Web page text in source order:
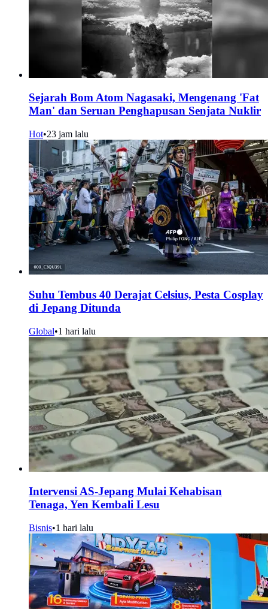
Sejarah Bom Atom Nagasaki, Mengenang 'Fat
Man' dan Seruan Penghapusan Senjata Nuklir
Hot•23 jam lalu
Suhu Tembus 40 Derajat Celsius, Pesta Cosplay
di Jepang Ditunda
Global•1 hari lalu
Intervensi AS-Jepang Mulai Kehabisan
Tenaga, Yen Kembali Lesu
Bisnis•1 hari lalu